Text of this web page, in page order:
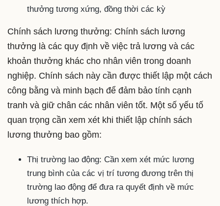
thưởng tương xứng, đồng thời các kỳ
Chính sách lương thưởng: Chính sách lương
thưởng là các quy định về việc trả lương và các
khoản thưởng khác cho nhân viên trong doanh
nghiệp. Chính sách này cần được thiết lập một cách
công bằng và minh bạch để đảm bảo tính cạnh
tranh và giữ chân các nhân viên tốt. Một số yếu tố
quan trọng cần xem xét khi thiết lập chính sách
lương thưởng bao gồm:
Thị trường lao động: Cần xem xét mức lương
trung bình của các vị trí tương đương trên thị
trường lao động để đưa ra quyết định về mức
lương thích hợp.